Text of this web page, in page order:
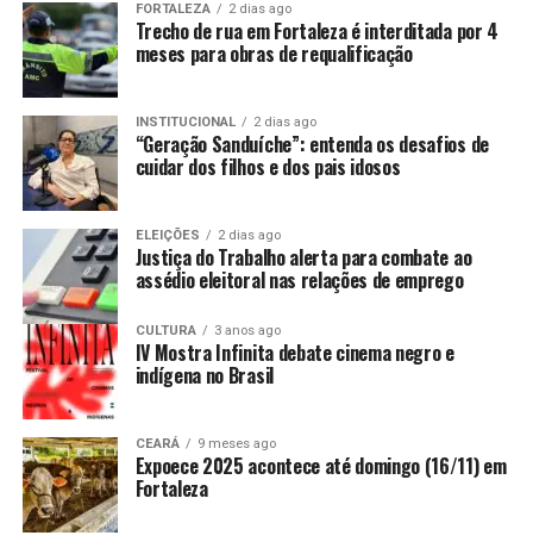
FORTALEZA 2 dias ago
Trecho de rua em Fortaleza é interditada por 4
meses para obras de requalificação
INSTITUCIONAL 2 dias ago
“Geração Sanduíche”: entenda os desafios de
cuidar dos filhos e dos pais idosos
ELEIÇÕES 2 dias ago
Justiça do Trabalho alerta para combate ao
assédio eleitoral nas relações de emprego
CULTURA 3 anos ago
IV Mostra Infinita debate cinema negro e
indígena no Brasil
CEARÁ 9 meses ago
Expoece 2025 acontece até domingo (16/11) em
Fortaleza